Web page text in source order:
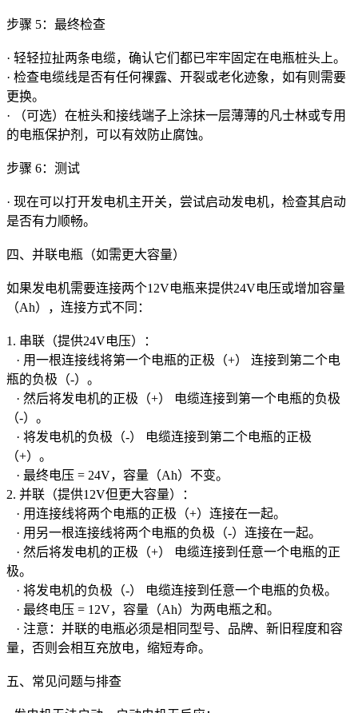
步骤 5：最终检查
· 轻轻拉扯两条电缆，确认它们都已牢牢固定在电瓶桩头上。
· 检查电缆线是否有任何裸露、开裂或老化迹象，如有则需要
更换。
· （可选）在桩头和接线端子上涂抹一层薄薄的凡士林或专用
的电瓶保护剂，可以有效防止腐蚀。
步骤 6：测试
· 现在可以打开发电机主开关，尝试启动发电机，检查其启动
是否有力顺畅。
四、并联电瓶（如需更大容量）
如果发电机需要连接两个12V电瓶来提供24V电压或增加容量
（Ah），连接方式不同：
1. 串联（提供24V电压）：
· 用一根连接线将第一个电瓶的正极（+） 连接到第二个电
瓶的负极（-）。
· 然后将发电机的正极（+） 电缆连接到第一个电瓶的负极
（-）。
· 将发电机的负极（-） 电缆连接到第二个电瓶的正极
（+）。
· 最终电压 = 24V，容量（Ah）不变。
2. 并联（提供12V但更大容量）：
· 用连接线将两个电瓶的正极（+）连接在一起。
· 用另一根连接线将两个电瓶的负极（-）连接在一起。
· 然后将发电机的正极（+） 电缆连接到任意一个电瓶的正
极。
· 将发电机的负极（-） 电缆连接到任意一个电瓶的负极。
· 最终电压 = 12V，容量（Ah）为两电瓶之和。
· 注意：并联的电瓶必须是相同型号、品牌、新旧程度和容
量，否则会相互充放电，缩短寿命。
五、常见问题与排查